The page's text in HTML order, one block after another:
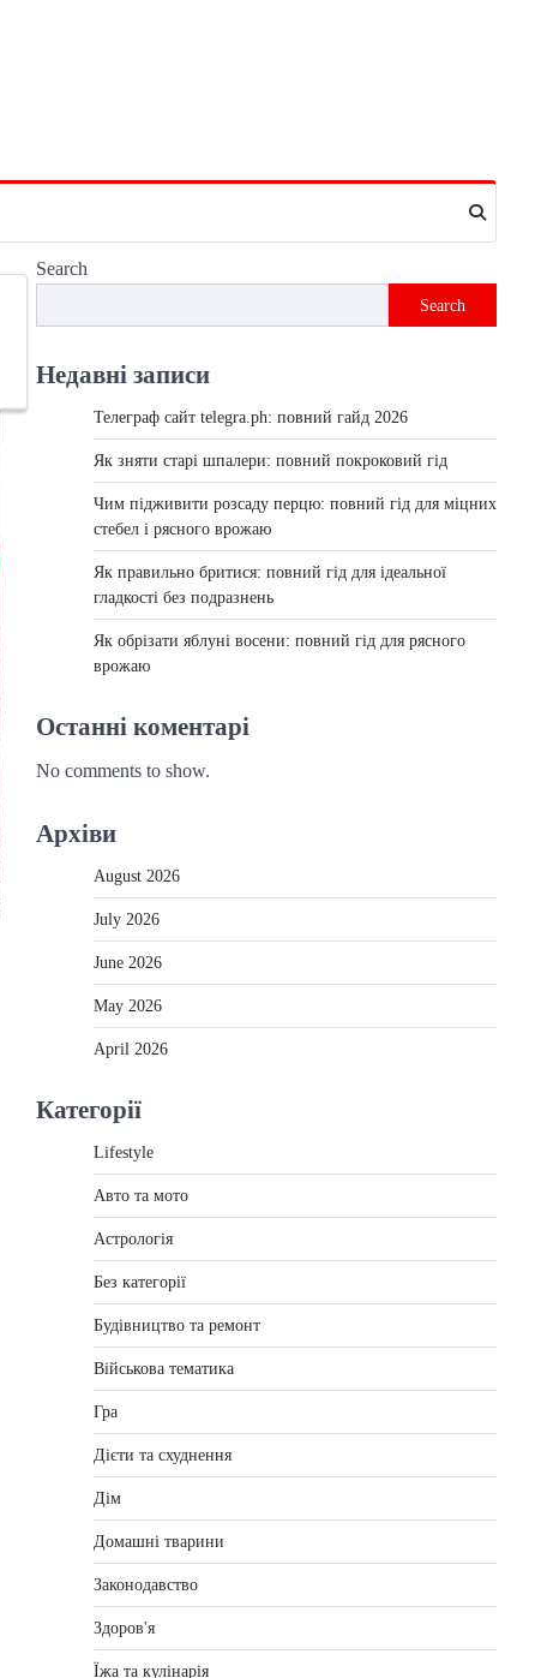
Search
Search
Недавні записи
Телеграф сайт telegra.ph: повний гайд 2026
Як зняти старі шпалери: повний покроковий гід
Чим підживити розсаду перцю: повний гід для міцних
стебел і рясного врожаю
Як правильно бритися: повний гід для ідеальної
гладкості без подразнень
Як обрізати яблуні восени: повний гід для рясного
врожаю
Останні коментарі
No comments to show.
Архіви
August 2026
July 2026
June 2026
May 2026
April 2026
Категорії
Lifestyle
Авто та мото
Астрологія
Без категорії
Будівництво та ремонт
Військова тематика
Гра
Дієти та схуднення
Дім
Домашні тварини
Законодавство
Здоров'я
Їжа та кулінарія